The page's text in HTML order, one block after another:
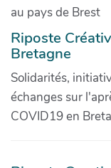
au pays de Brest
Riposte
Bretagne
Solidarités,
échanges sur
COVID19 en